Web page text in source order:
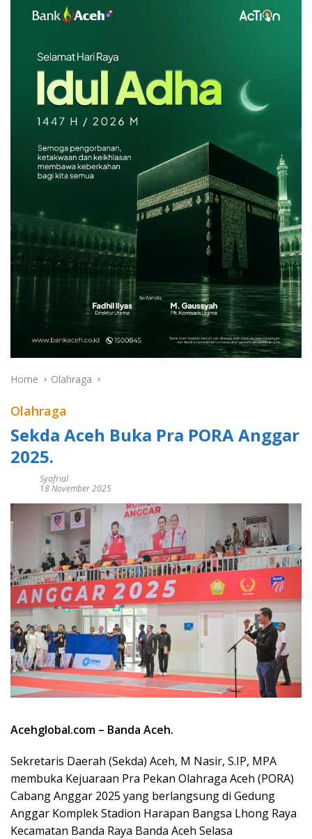
Home Olahraga
Olahraga
Sekda Aceh Buka Pra PORA Anggar
2025.
Syafrial
18 November 2025
Acehglobal.com – Banda Aceh.
Sekretaris Daerah (Sekda) Aceh, M Nasir, S.IP, MPA
membuka Kejuaraan Pra Pekan Olahraga Aceh (PORA)
Cabang Anggar 2025 yang berlangsung di Gedung
Anggar Komplek Stadion Harapan Bangsa Lhong Raya
Kecamatan Banda Raya Banda Aceh Selasa